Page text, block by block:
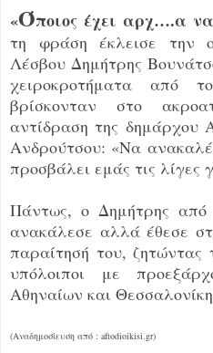
«Όποιος έχει αρχ….α
τη φράση έκλεισε την
Λέσβου Δημήτρης
χειροκροτήματα από
βρίσκονταν στο
αντίδραση της δημάρχου
Ανδρούτσου: «Να
προσβάλει εμάς τις λίγες
Πάντως, ο Δημήτρης
ανακάλεσε αλλά έθεσε
παραίτησή του, ζητώντας
υπόλοιποι με
Αθηναίων και
(Αναδημοσίευση από : aftodioikisi.gr)